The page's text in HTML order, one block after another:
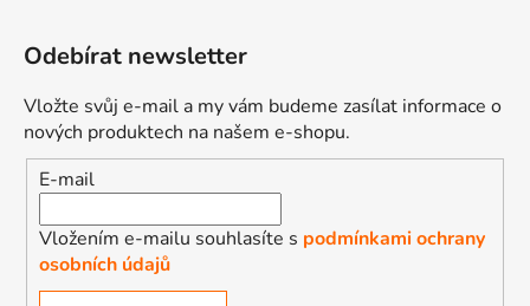
Odebírat newsletter
Vložte svůj e-mail a my vám budeme zasílat informace o
nových produktech na našem e-shopu.
E-mail
Vložením e-mailu souhlasíte s podmínkami ochrany
osobních údajů